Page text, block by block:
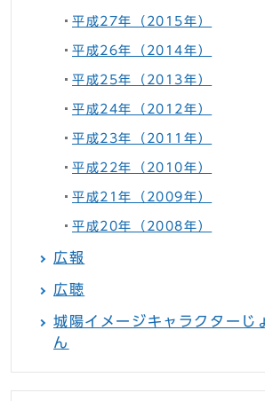
平成27年（2015年）
平成26年（2014年）
平成25年（2013年）
平成24年（2012年）
平成23年（2011年）
平成22年（2010年）
平成21年（2009年）
平成20年（2008年）
広報
広聴
城陽イメージキャラクターじ
ん